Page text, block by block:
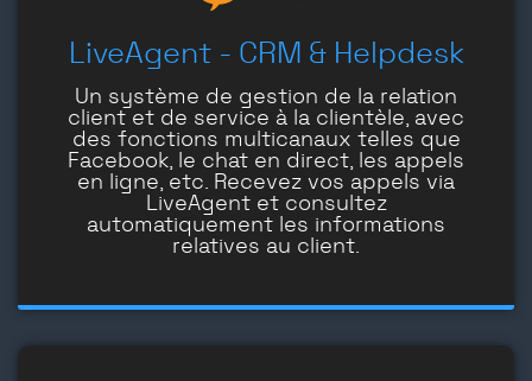
LiveAgent - CRM & Helpdesk
Un système de gestion de la relation
client et de service à la clientèle, avec
des fonctions multicanaux telles que
Facebook, le chat en direct, les appels
en ligne, etc. Recevez vos appels via
LiveAgent et consultez
automatiquement les informations
relatives au client.